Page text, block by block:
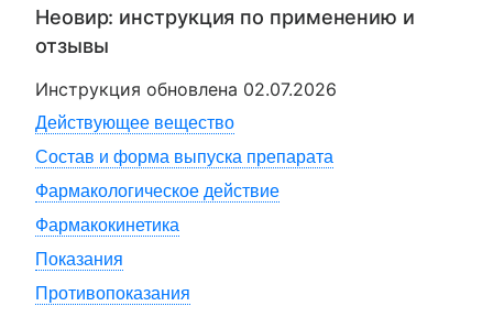
Неовир: инструкция по применению и
отзывы
Инструкция обновлена 02.07.2026
Действующее вещество
Состав и форма выпуска препарата
Фармакологическое действие
Фармакокинетика
Показания
Противопоказания